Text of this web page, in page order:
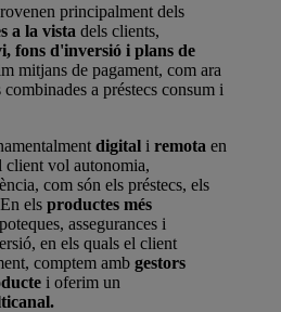
principalment dels
a la vista dels clients,
fons d'inversió i plans de
mitjans de pagament, com ara
combinades a préstecs consum i
digital i remota en
client vol autonomia,
com són els préstecs, els
els productes més
assegurances i
en els quals el client
comptem amb gestors
i oferim un